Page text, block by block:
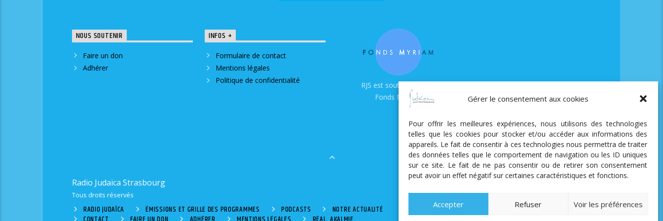
Gérer le consentement aux cookies
Pour offrir les meilleures expériences, nous utilisons des technologies
telles que les cookies pour stocker et/ou accéder aux informations des
appareils. Le fait de consentir à ces technologies nous permettra de traiter
des données telles que le comportement de navigation ou les ID uniques
sur ce site. Le fait de ne pas consentir ou de retirer son consentement
peut avoir un effet négatif sur certaines caractéristiques et fonctions.
Accepter Refuser Voir les préférences
NOUS SOUTENIR
Faire un don
Adhérer
INFOS +
Formulaire de contact
Mentions légales
Politique de confidentialité
RJS est soutenue par le
Fonds Myriam
Radio Judaica Strasbourg
Tous droits réservés
RADIO JUDAÏCA ÉMISSIONS ET GRILLE DES PROGRAMMES PODCASTS
NOTRE ACTUALITÉ